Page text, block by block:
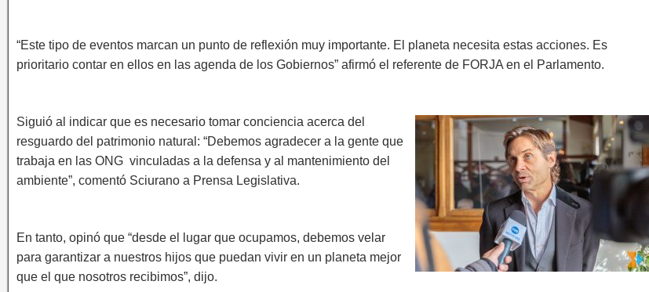
“Este tipo de eventos marcan un punto de reflexión muy importante. El planeta necesita estas acciones. Es
prioritario contar en ellos en las agenda de los Gobiernos” afirmó el referente de FORJA en el Parlamento.
Siguió al indicar que es necesario tomar conciencia acerca del
resguardo del patrimonio natural: “Debemos agradecer a la gente que
trabaja en las ONG vinculadas a la defensa y al mantenimiento del
ambiente”, comentó Sciurano a Prensa Legislativa.
En tanto, opinó que “desde el lugar que ocupamos, debemos velar
para garantizar a nuestros hijos que puedan vivir en un planeta mejor
que el que nosotros recibimos”, dijo.